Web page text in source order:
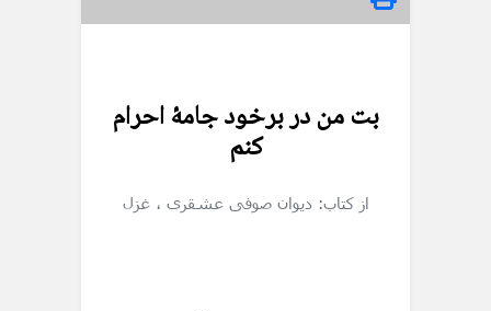
بت من در برخود جامۀ احرام
کنم
از کتاب: دیوان صوفی عشقری ، غزل